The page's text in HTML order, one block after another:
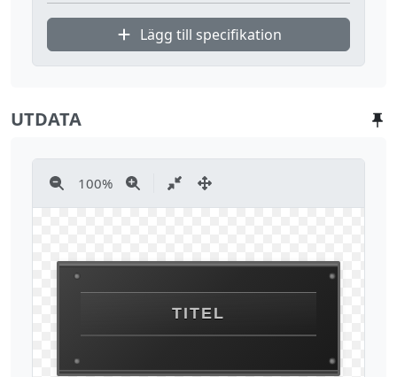
Lägg till specifikation
UTDATA
100%
TITEL